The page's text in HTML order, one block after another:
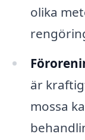
olika
är
mossa